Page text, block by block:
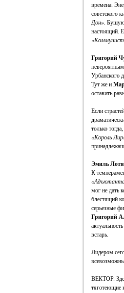
времена.
советского
Дон».
настоящий.
Григорий
Урбанского
Тут же и
оставить
Если
только
«Король
Эмиль
К
мог не дать
блестящий
серьезные
Григорий
встарь.
Лидером
ВЕКТОР.
тяготеющие